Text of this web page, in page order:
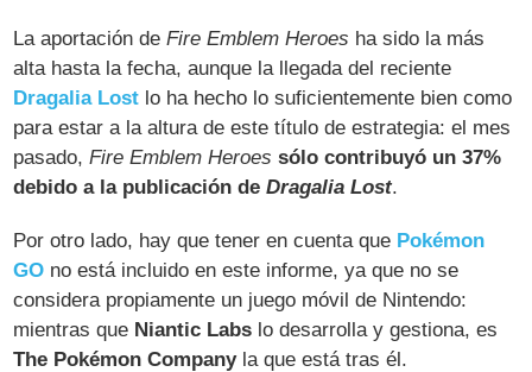
La aportación deFire Emblem Heroes ha sido la más
alta hasta la fecha, aunque la llegada del reciente
Dragalia Lost lo ha hecho lo suficientemente bien como
para estar a la altura de este título de estrategia: el mes
pasado,Fire Emblem Heroes sólo contribuyó un 37%
debido a la publicación deDragalia Lost.
Por otro lado, hay que tener en cuenta que Pokémon
GO no está incluido en este informe, ya que no se
considera propiamente un juego móvil de Nintendo:
mientras que Niantic Labs lo desarrolla y gestiona, es
The Pokémon Companyla que está tras él.